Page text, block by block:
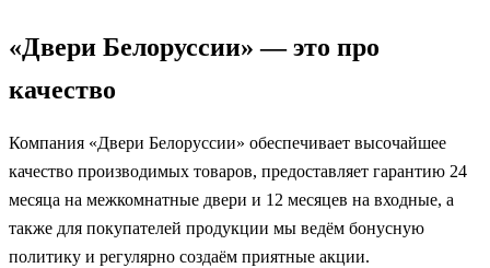
«Двери Белоруссии» — это про
качество
Компания «Двери Белоруссии» обеспечивает высочайшее
качество производимых товаров, предоставляет гарантию 24
месяца на межкомнатные двери и 12 месяцев на входные, а
также для покупателей продукции мы ведём бонусную
политику и регулярно создаём приятные акции.